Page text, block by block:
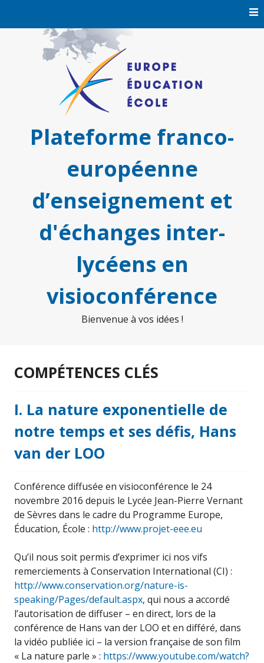
Plateforme franco-
européenne
d’enseignement et
d'échanges inter-
lycéens en
visioconférence
Bienvenue à vos idées !
COMPÉTENCES CLÉS
I. La nature exponentielle de
notre temps et ses défis, Hans
van der LOO
Conférence diffusée en visioconférence le 24
novembre 2016 depuis le Lycée Jean-Pierre Vernant
de Sèvres dans le cadre du Programme Europe,
Éducation, École : http://www.projet-eee.eu
Qu’il nous soit permis d’exprimer ici nos vifs
remerciements à Conservation International (CI) :
http://www.conservation.org/nature-is-
speaking/Pages/default.aspx, qui nous a accordé
l’autorisation de diffuser – en direct, lors de la
conférence de Hans van der LOO et en différé, dans
la vidéo publiée ici – la version française de son film
« La nature parle » : https://www.youtube.com/watch?